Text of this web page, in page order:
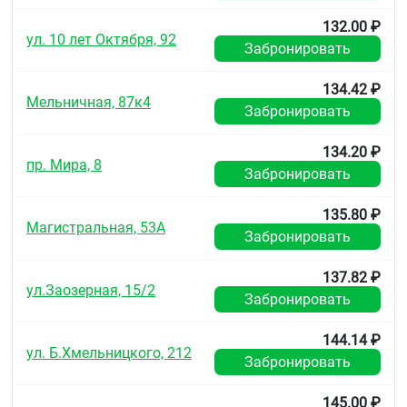
Гиперчувствительность к индометацину или
любому из вспомогательных веществ
противовоспалительным средствам с
клиническим проявлением астматического
язвенная болезнь желудка и 12-перстной
кишки, воспалительные заболевания
кишечника (неспецифический язвенный колит,
болезнь Крона), кровотечения (в том числе
внутричерепное, из органов желудочно-
кишечного тракта (ЖКТ)
коарктация аорты, атрезия легочной артерии,
тяжёлая тетрада Фалло), период после
аортокоронарного шунтирования
ул. 10 лет Октября, 92
132.00 ₽
Забронировать
Мельничная, 87к4
134.42 ₽
Забронировать
пр. Мира, 8
134.20 ₽
Забронировать
Магистральная, 53А
135.80 ₽
Забронировать
ул.Заозерная, 15/2
137.82 ₽
Забронировать
ул. Б.Хмельницкого, 212
144.14 ₽
Забронировать
145.00 ₽